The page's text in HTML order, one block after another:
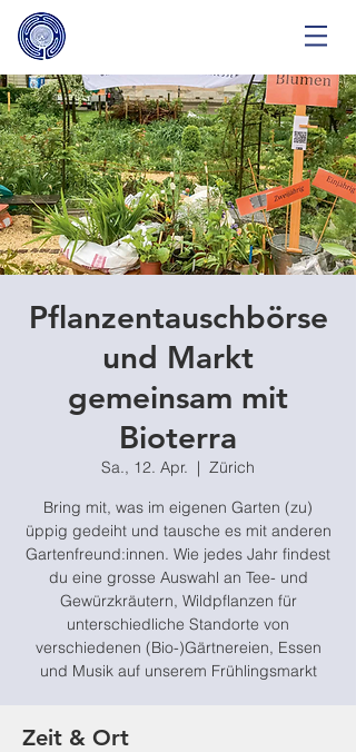
Pflanzentauschbörse
und Markt
gemeinsam mit
Bioterra
Sa., 12. Apr.
  |
Zürich
Bring mit, was im eigenen Garten (zu)
üppig gedeiht und tausche es mit anderen
Gartenfreund:innen. Wie jedes Jahr findest
du eine grosse Auswahl an Tee- und
Gewürzkräutern, Wildpflanzen für
unterschiedliche Standorte von
verschiedenen (Bio-)Gärtnereien, Essen
und Musik auf unserem Frühlingsmarkt
Zeit & Ort